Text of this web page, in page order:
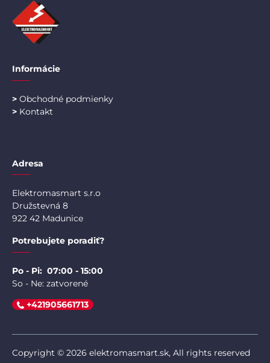
Informácie
> Obchodné podmienky
> Kontakt
Adresa
Elektromasmart s.r.o
Družstevná 8
922 42 Madunice
Potrebujete poradiť?
Po - Pi: 07:00 - 15:00
So - Ne: zatvorené
+421905661713
Copyright © 2026 elektromasmart.sk, All rights reserved